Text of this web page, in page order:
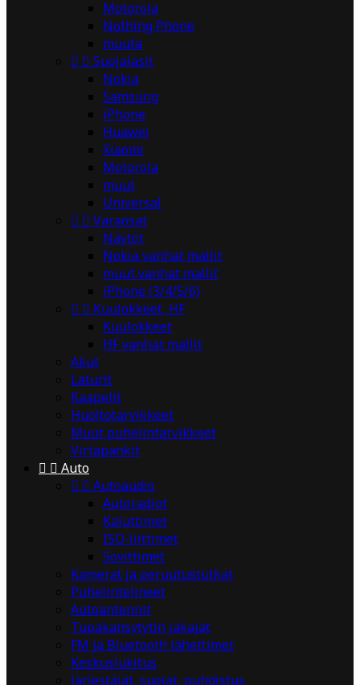
Motorola
Nothing Phone
muuta
  Suojalasit
Nokia
Samsung
iPhone
Huawei
Xiaomi
Motorola
muut
Universal
  Varaosat
Näytöt
Nokia vanhat mallit
muut vanhat mallit
iPhone (3/4/5/6)
  Kuulokkeet, HF
Kuulokkeet
HF vanhat mallit
Akut
Laturit
Kaapelit
Huoltotarvikkeet
Muut puhelintarvikkeet
Virtapankit
  Auto
  Autoaudio
Autoradiot
Kaiuttimet
ISO-liittimet
Sovittimet
Kamerat ja peruutustutkat
Puhelintelineet
Autoantennit
Tupakansytytin jakajat
FM ja Bluetooth lähettimet
Keskuslukitus
Järjestäjät, suojat, puhdistus